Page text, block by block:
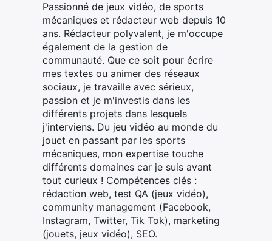
Passionné de jeux vidéo, de sports
mécaniques et rédacteur web depuis 10
ans. Rédacteur polyvalent, je m'occupe
également de la gestion de
communauté. Que ce soit pour écrire
mes textes ou animer des réseaux
sociaux, je travaille avec sérieux,
passion et je m'investis dans les
différents projets dans lesquels
j'interviens. Du jeu vidéo au monde du
jouet en passant par les sports
mécaniques, mon expertise touche
différents domaines car je suis avant
tout curieux ! Compétences clés :
rédaction web, test QA (jeux vidéo),
community management (Facebook,
Instagram, Twitter, Tik Tok), marketing
(jouets, jeux vidéo), SEO.